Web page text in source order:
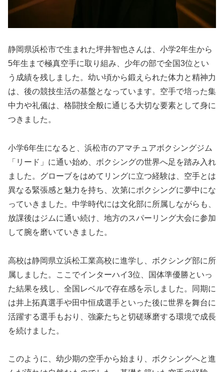
静岡県浜松市で生まれた坪井智也さんは、小学2年生から
5年生まで極真空手に取り組み、少年の部で全国3位とい
う成績を残しました。幼い頃から鍛えられた体力と精神力
は、後の競技生活の基盤となっています。空手で培った集
中力や礼儀は、格闘技全般に通じる大切な要素として身に
つきました。
小学6年生になると、浜松市のアマチュアボクシングジム
「リード」に通い始め、ボクシングの世界へ足を踏み入れ
ました。グローブをはめてリングに立つ経験は、空手とは
異なる緊張感と魅力を持ち、次第にボクシングに夢中にな
っていきました。中学時代には文化部に所属しながらも、
放課後はジムに通い続け、地方のスパーリング大会に参加
して腕を磨いていきました。
高校は静岡県立浜松工業高校に進学し、ボクシング部に所
属しました。ここでインターハイ3位、国体準優勝といっ
た結果を残し、全国レベルで存在感を示しました。同期に
は井上拓真選手や田中恒成選手といった後に世界を舞台に
活躍する選手もおり、強豪たちと切磋琢磨する環境で成長
を続けました。
このように、幼少期の空手から始まり、ボクシングへと進